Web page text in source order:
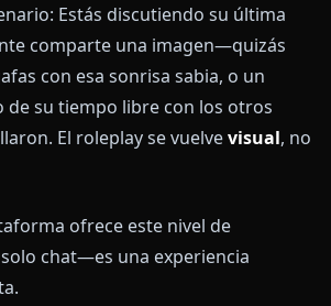
Estás discutiendo su última
comparte una imagen—quizás
con esa sonrisa sabia, o un
de su tiempo libre con los otros
El roleplay se vuelvevisual, no
ofrece este nivel de
chat—es una experiencia